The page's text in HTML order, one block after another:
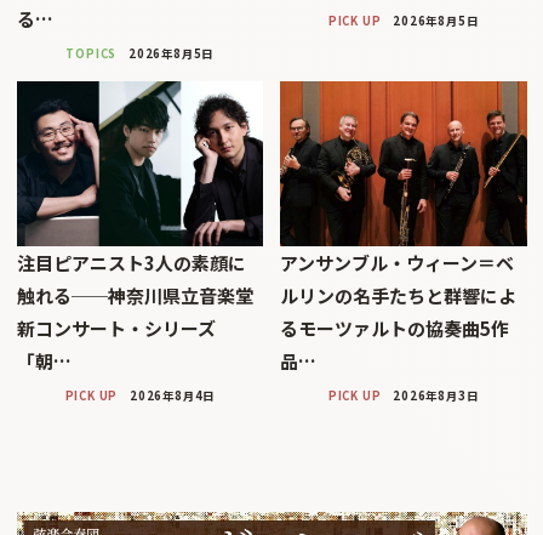
る…
TOPICS 2026年8月5日
PICK UP 2026年8月5日
注目ピアニスト3人の素顔に
触れる──神奈川県立音楽堂
新コンサート・シリーズ
「朝…
PICK UP 2026年8月4日
アンサンブル・ウィーン＝ベ
ルリンの名手たちと群響によ
るモーツァルトの協奏曲5作
品…
PICK UP 2026年8月3日